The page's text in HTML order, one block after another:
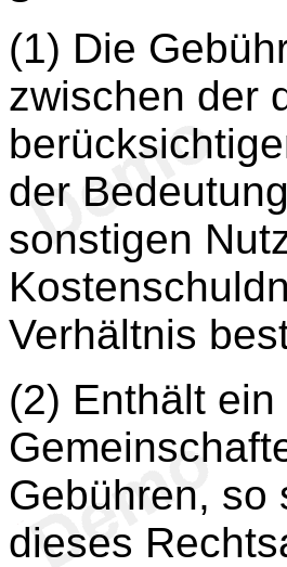
(1) Die
zwischen der
der
sonstigen
Verhältnis
(2) Enthält
Gebühren, so
dieses